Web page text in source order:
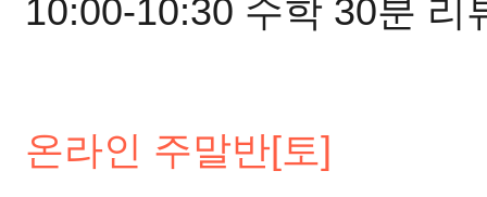
10:00-10:30 수학 30분 리
온라인 주말반[토]